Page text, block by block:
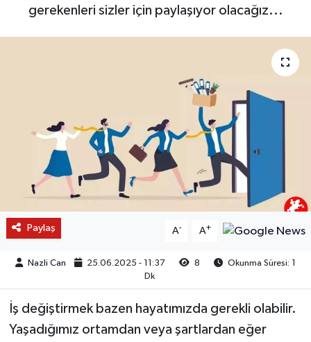
gerekenleri sizler için paylaşıyor olacağız...
Paylaş A- A+
Nazli Can 25.06.2025 - 11:37 8
Okunma Süresi: 1
Dk
İş değiştirmek bazen hayatımızda gerekli olabilir.
Yaşadığımız ortamdan veya şartlardan eğer